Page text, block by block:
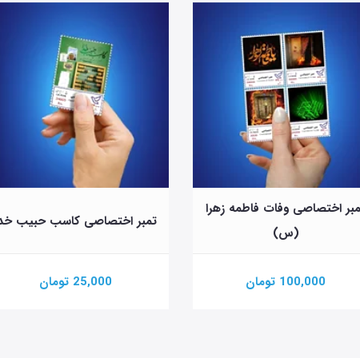
اختصاصی وفات فاطمه زهرا
(س)
100,000 تومان
تمبر اختصاصی کاسب حبیب
25,000 تومان